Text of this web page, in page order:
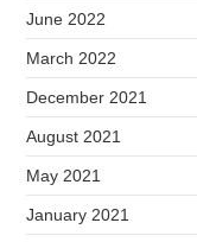
June 2022
March 2022
December 2021
August 2021
May 2021
January 2021